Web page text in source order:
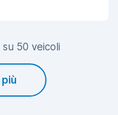
50 veicoli